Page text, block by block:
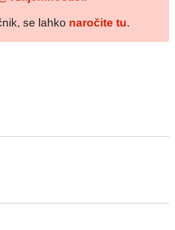
se lahko naročite tu.